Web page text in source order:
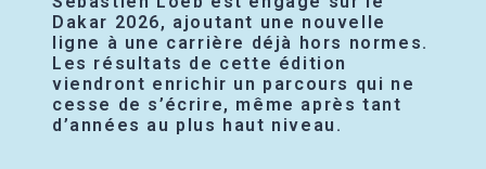
Dakar 2026, ajoutant une nouvelle
ligne à une carrière déjà hors normes.
Les résultats de cette édition
viendront enrichir un parcours qui ne
cesse de s’écrire, même après tant
d’années au plus haut niveau.